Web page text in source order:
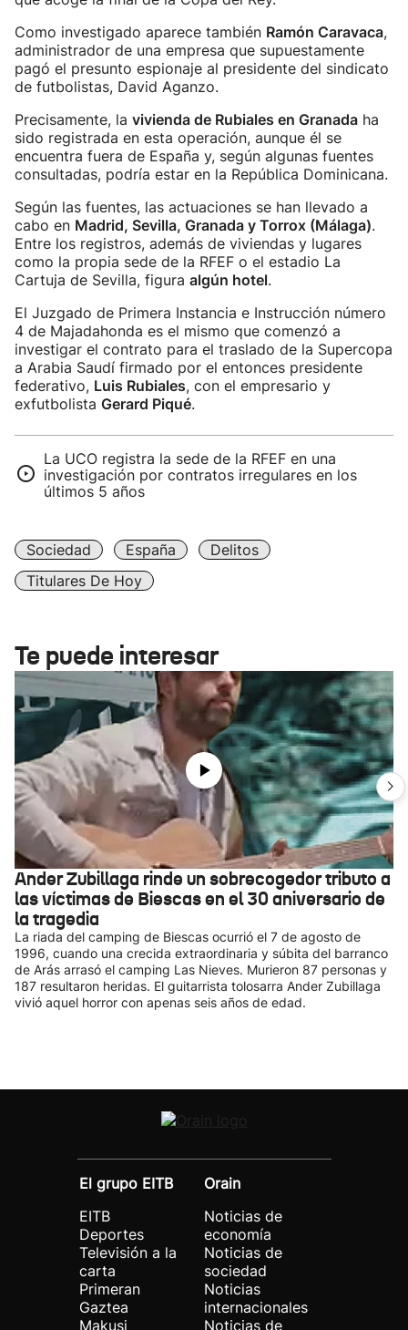
Como investigado aparece también Ramón Caravaca,
administrador de una empresa que supuestamente
pagó el presunto espionaje al presidente del sindicato
de futbolistas, David Aganzo.
Precisamente, la vivienda de Rubiales en Granada ha
sido registrada en esta operación, aunque él se
encuentra fuera de España y, según algunas fuentes
consultadas, podría estar en la República Dominicana.
Según las fuentes, las actuaciones se han llevado a
cabo en Madrid, Sevilla, Granada y Torrox (Málaga).
Entre los registros, además de viviendas y lugares
como la propia sede de la RFEF o el estadio La
Cartuja de Sevilla, figura algún hotel.
El Juzgado de Primera Instancia e Instrucción número
4 de Majadahonda es el mismo que comenzó a
investigar el contrato para el traslado de la Supercopa
a Arabia Saudí firmado por el entonces presidente
federativo, Luis Rubiales, con el empresario y
exfutbolista Gerard Piqué.
La UCO registra la sede de la RFEF en una
investigación por contratos irregulares en los
últimos 5 años
Sociedad España
Delitos
Titulares De Hoy
Te puede interesar
Ander Zubillaga rinde un sobrecogedor tributo a
las víctimas de Biescas en el 30 aniversario de
la tragedia
La riada del camping de Biescas ocurrió el 7 de agosto de
1996, cuando una crecida extraordinaria y súbita del barranco
de Arás arrasó el camping Las Nieves. Murieron 87 personas y
187 resultaron heridas. El guitarrista tolosarra Ander Zubillaga
vivió aquel horror con apenas seis años de edad.
El grupo EITB
EITB
Deportes
Televisión a la
carta
Primeran
Gaztea
Makusi
Orain
Noticias de
economía
Noticias de
sociedad
Noticias
internacionales
Noticias de